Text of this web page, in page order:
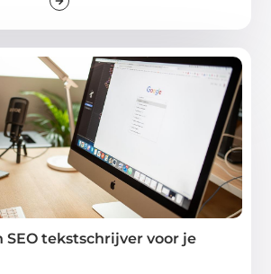
SEO tekstschrijver voor je